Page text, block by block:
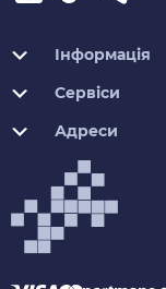
Інформація
Сервіси
Адреси